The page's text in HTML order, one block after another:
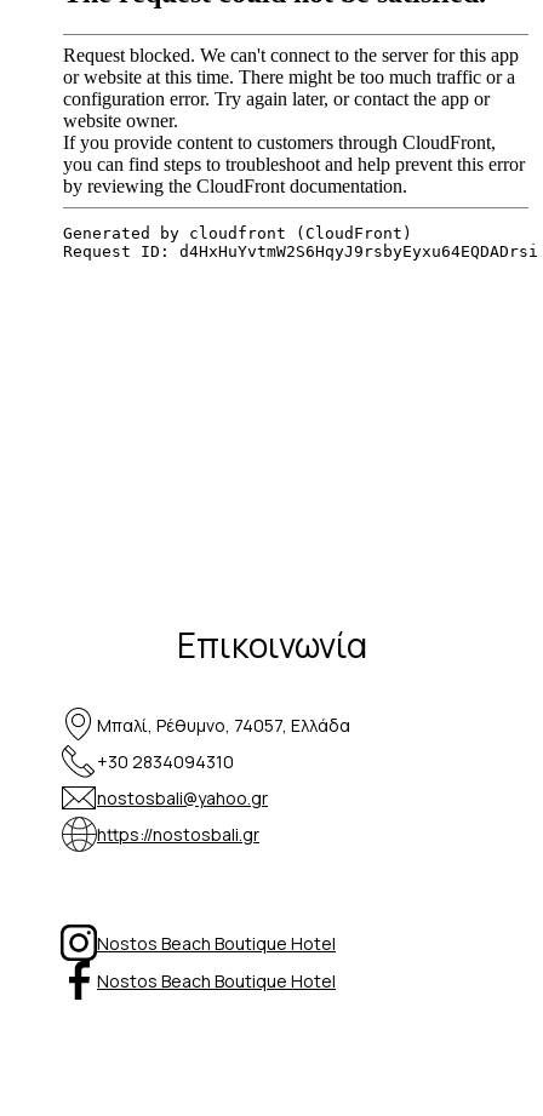
Επικοινωνία
Μπαλί, Ρέθυμνο, 74057, Ελλάδα
+30 2834094310
nostosbali@yahoo.gr
https://nostosbali.gr
Nostos Beach Boutique Hotel
Nostos Beach Boutique Hotel